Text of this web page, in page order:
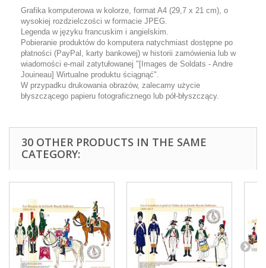
Grafika komputerowa w kolorze, format A4 (29,7 x 21 cm), o
wysokiej rozdzielczości w formacie JPEG.
Legenda w języku francuskim i angielskim.
Pobieranie produktów do komputera natychmiast dostępne po
płatności (PayPal, karty bankowej) w historii zamówienia lub w
wiadomości e-mail zatytułowanej "[Images de Soldats - Andre
Jouineau] Wirtualne produktu ściągnąć".
W przypadku drukowania obrazów, zalecamy użycie
błyszczącego papieru fotograficznego lub pół-błyszczący.
30 OTHER PRODUCTS IN THE SAME
CATEGORY: